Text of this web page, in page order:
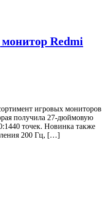
Redmi
игровых мониторов
получила 27-дюймовую
точек. Новинка также
200 Гц, […]